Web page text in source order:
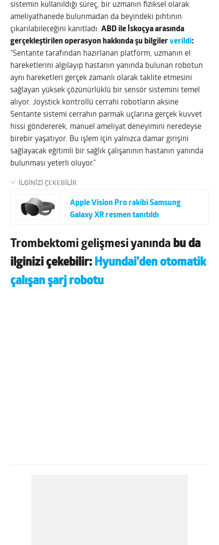
sistemin kullanıldığı süreç, bir uzmanın fiziksel olarak
ameliyathanede bulunmadan da beyindeki pıhtının
çıkarılabileceğini kanıtladı.ABD ile İskoçya arasında
gerçekleştirilen operasyon hakkında şu bilgilerverildi:
“Sentante tarafından hazırlanan platform, uzmanın el
hareketlerini algılayıp hastanın yanında bulunan robotun
aynı hareketleri gerçek zamanlı olarak taklite etmesini
sağlayan yüksek çözünürlüklü bir sensör sistemini temel
alıyor. Joystick kontrollü cerrahi robotların aksine
Sentante sistemi cerrahın parmak uçlarına gerçek kuvvet
hissi göndererek, manuel ameliyat deneyimini neredeyse
birebir yaşatıyor. Bu işlem için yalnızca damar girişini
sağlayacak eğitimli bir sağlık çalışanının hastanın yanında
bulunması yeterli oluyor.”
İLGİNİZİ ÇEKEBİLİR
Apple Vision Pro rakibi Samsung
Galaxy XR resmen tanıtıldı
Trombektomi gelişmesi yanında bu da
ilginizi çekebilir: Hyundai’den otomatik
çalışan şarj robotu